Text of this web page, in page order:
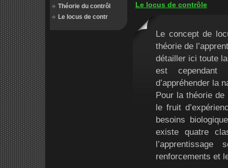
Théorie du contrôl
Le locus de contr
Le locus de contrôle
Le concept de
théorie de
détailler ici toute
est cependant
d’appréhender la
Pour la théorie de
le fruit
besoins
existe quatre
renforcements et